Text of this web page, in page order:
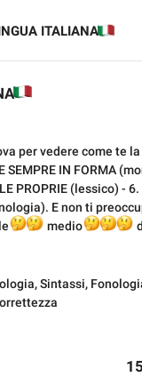
ITALIANA
per vedere come te
SEMPRE IN FORMA
PROPRIE (lessico) -
E non ti
medio
,Sintassi,